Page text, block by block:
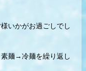
いかがお過ごしでし
麺→冷麺を繰り返し